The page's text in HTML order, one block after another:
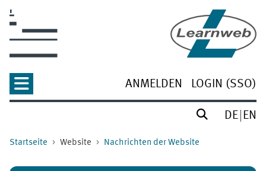
ANMELDEN LOGIN (SSO)
DE EN
Startseite Website Nachrichten der Website